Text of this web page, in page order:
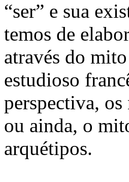
“ser” e sua
temos de
através do
estudioso
perspectiva,
ou ainda, o
arquétipos.